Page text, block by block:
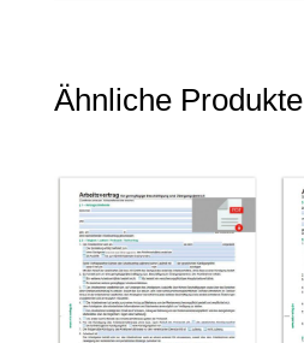
Ähnliche Produkte